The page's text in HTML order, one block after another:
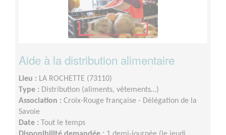
Aide à la distribution alimentaire
Lieu : LA ROCHETTE (73110)
Type : Distribution (aliments, vêtements…)
Association : Croix-Rouge française - Délégation de la
Savoie
Date : Tout le temps